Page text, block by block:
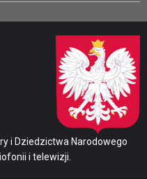
i Dziedzictwa Narodowego
i telewizji.